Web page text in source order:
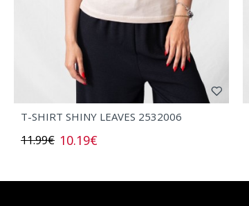
T-SHIRT SHINY LEAVES 2532006
10.19€
11.99€